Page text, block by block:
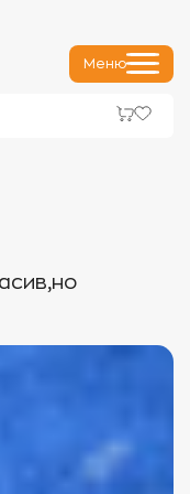
Меню